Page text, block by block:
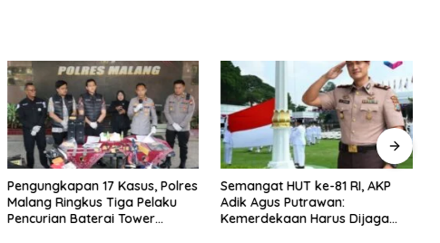
Pengungkapan 17 Kasus, Polres
Malang Ringkus Tiga Pelaku
Pencurian Baterai Tower
Semangat HUT ke-81 RI, AKP
Adik Agus Putrawan:
Kemerdekaan Harus Dijaga